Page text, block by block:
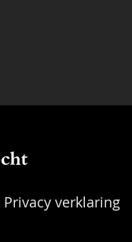
Privacy verklaring